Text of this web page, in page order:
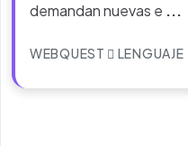
demandan nuevas e ...
WEBQUEST LENGUAJE